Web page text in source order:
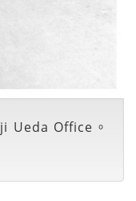
Ueda Office。